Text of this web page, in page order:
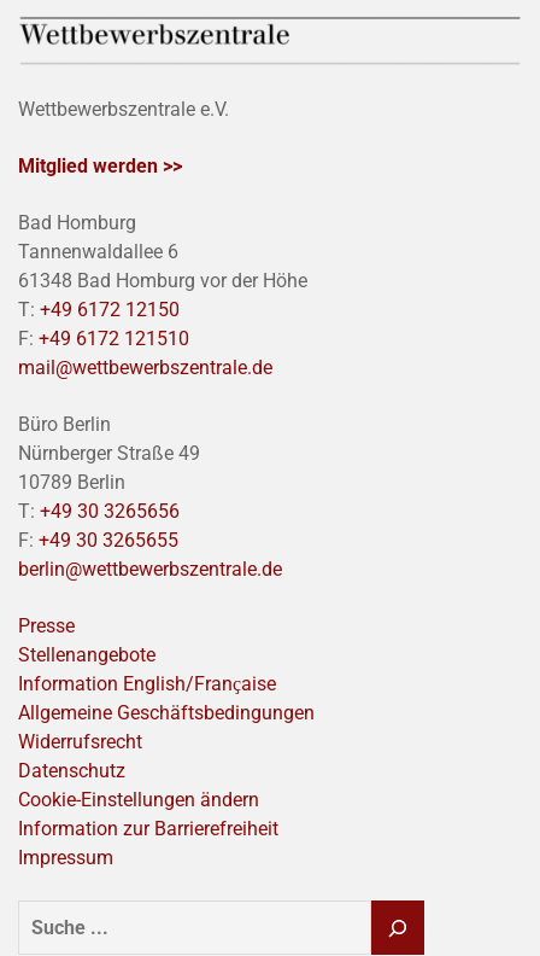
Wettbewerbszentrale e.V.
Mitglied werden >>
Bad Homburg
Tannenwaldallee 6
61348 Bad Homburg vor der Höhe
T: +49 6172 12150
F: +49 6172 121510
mail@wettbewerbszentrale.de
Büro Berlin
Nürnberger Straße 49
10789 Berlin
T: +49 30 3265656
F: +49 30 3265655
berlin@wettbewerbszentrale.de
Presse
Stellenangebote
Information English/Franҫaise
Allgemeine Geschäftsbedingungen
Widerrufsrecht
Datenschutz
Cookie-Einstellungen ändern
Information zur Barrierefreiheit
Impressum
SUCHEN